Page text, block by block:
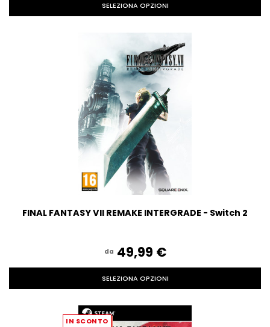
SELEZIONA OPZIONI
FINAL FANTASY VII REMAKE INTERGRADE - Switch 2
da 49,99‎ ‎€
SELEZIONA OPZIONI
IN SCONTO